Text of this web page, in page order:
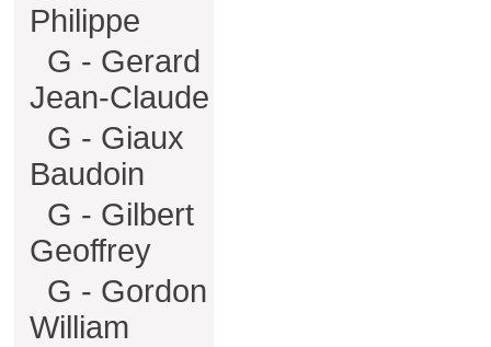
Philippe
G - Gerard
Jean-Claude
G - Giaux
Baudoin
G - Gilbert
Geoffrey
G - Gordon
William